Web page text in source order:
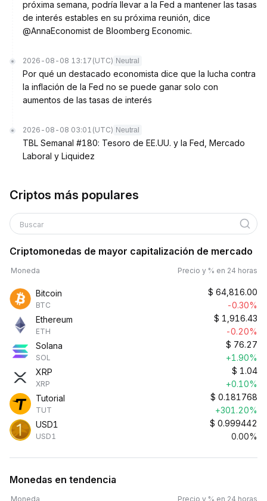
próxima semana, podría llevar a la Fed a mantener las tasas
de interés estables en su próxima reunión, dice
@AnnaEconomist de Bloomberg Economic.
2026-08-08 13:17 (UTC) Neutral
Por qué un destacado economista dice que la lucha contra
la inflación de la Fed no se puede ganar solo con
aumentos de las tasas de interés
2026-08-08 03:01 (UTC) Neutral
TBL Semanal #180: Tesoro de EE.UU. y la Fed, Mercado
Laboral y Liquidez
Criptos más populares
Buscar
Criptomonedas de mayor capitalización de mercado
Moneda Precio y % en 24 horas
Bitcoin
BTC
$ 64,816.00
-0.30%
Ethereum
ETH
$ 1,916.43
-0.20%
Solana
SOL
$ 76.27
+1.90%
XRP
XRP
$ 1.04
+0.10%
Tutorial
TUT
$ 0.181768
+301.20%
USD1
USD1
$ 0.999442
0.00%
Monedas en tendencia
Moneda Precio y % en 24 horas